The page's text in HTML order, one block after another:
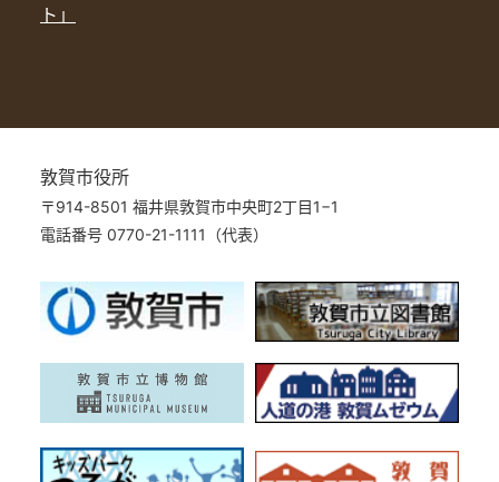
ト」
敦賀市役所
〒914-8501 福井県敦賀市中央町2丁目1−1
電話番号 0770-21-1111（代表）